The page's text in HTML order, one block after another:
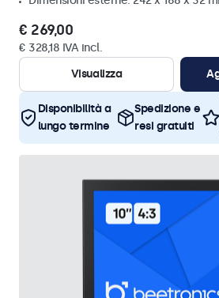
€ 269,00
€ 328,18 IVA incl.
Visualizza
Disponibilità a
lungo termine
Spedizione e
resi gratuiti